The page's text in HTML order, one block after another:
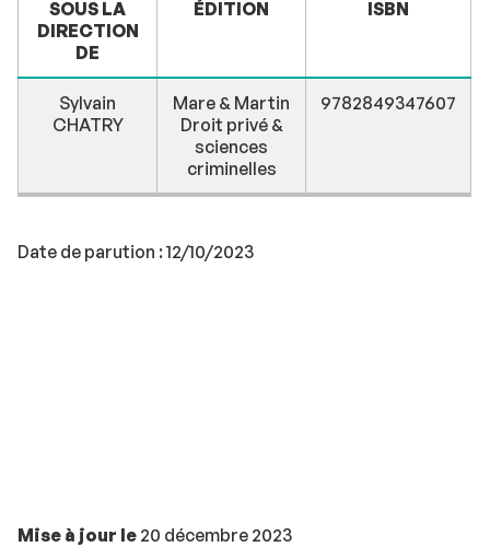
SOUS LA
DIRECTION
DE
ÉDITION ISBN
Sylvain
CHATRY
Mare & Martin
Droit privé &
sciences
criminelles
9782849347607
Date de parution : 12/10/2023
Mise à jour le 20 décembre 2023